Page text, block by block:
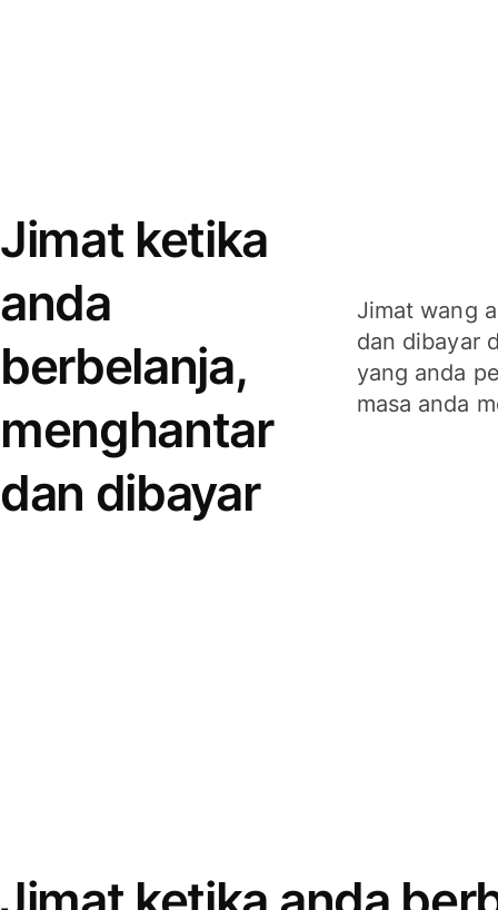
Jimat ketika
anda
berbelanja,
menghantar
dan dibayar
Jimat wang
dan dibayar
yang anda
masa anda